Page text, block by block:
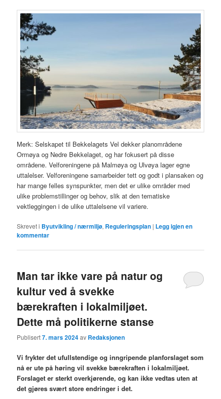
Merk: Selskapet til Bekkelagets Vel dekker planområdene
Ormøya og Nedre Bekkelaget, og har fokusert på disse
områdene. Velforeningene på Malmøya og Ulvøya lager egne
uttalelser. Velforeningene samarbeider tett og godt i plansaken og
har mange felles synspunkter, men det er ulike områder med
ulike problemstillinger og behov, slik at den tematiske
vektleggingen i de ulike uttalelsene vil variere.
Skrevet i Byutvikling / nærmiljø, Reguleringsplan | Legg igjen en
kommentar
Man tar ikke vare på natur og
kultur ved å svekke
bærekraften i lokalmiljøet.
Dette må politikerne stanse
Publisert7. mars 2024av Redaksjonen
Vi frykter det ufullstendige og inngripende planforslaget som
nå er ute på høring vil svekke bærekraften i lokalmiljøet.
Forslaget er sterkt overkjørende, og kan ikke vedtas uten at
det gjøres svært store endringer i det.